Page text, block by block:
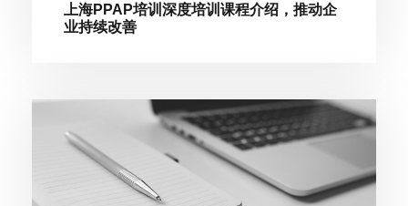
上海PPAP培训深度培训课程介绍，推动企
业持续改善